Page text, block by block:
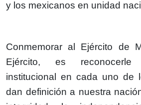
y los mexicanos en unidad
Conmemorar al Ejército de
Ejército, es
institucional en cada uno de
dan definición a nuestra